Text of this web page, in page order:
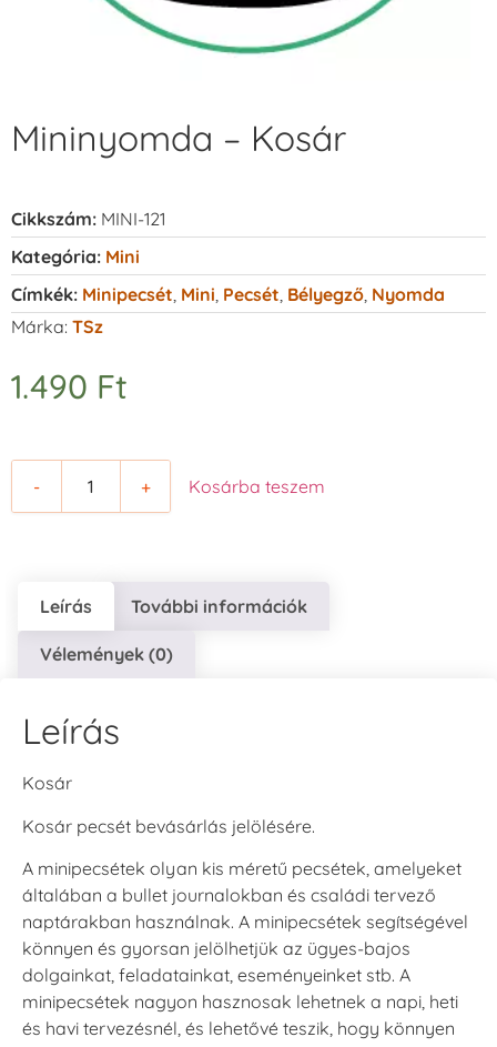
Mininyomda – Kosár
Cikkszám: MINI-121
Kategória: Mini
Címkék: Minipecsét Mini Pecsét Bélyegző Nyomda
Márka: TSz
1.490 Ft
- + Kosárba teszem
Leírás További információk
Vélemények (0)
Leírás
Kosár
Kosár pecsét bevásárlás jelölésére.
A minipecsétek olyan kis méretű pecsétek, amelyeket
általában a bullet journalokban és családi tervező
naptárakban használnak. A minipecsétek segítségével
könnyen és gyorsan jelölhetjük az ügyes-bajos
dolgainkat, feladatainkat, eseményeinket stb. A
minipecsétek nagyon hasznosak lehetnek a napi, heti
és havi tervezésnél, és lehetővé teszik, hogy könnyen